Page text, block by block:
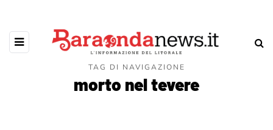
TAG DI NAVIGAZIONE
morto nel tevere